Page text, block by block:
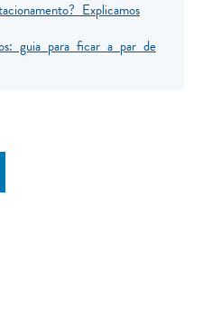
Explicamos
guia para ficar a par de